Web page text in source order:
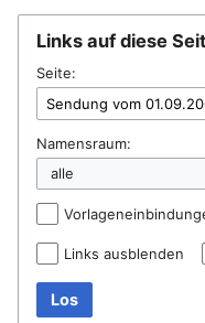
Links auf diese
Seite:
Namensraum:
Links ausblenden
Los